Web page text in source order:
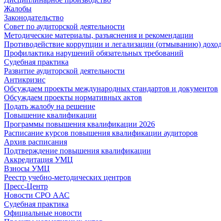
Жалобы
Законодательство
Совет по аудиторской деятельности
Методические материалы, разъяснения и рекомендации
Противодействие коррупции и легализации (отмыванию)
Профилактика нарушений обязательных требований
Судебная практика
Развитие аудиторской деятельности
Антикризис
Обсуждаем проекты международных стандартов и документов
Обсуждаем проекты нормативных актов
Подать жалобу на решение
Повышение квалификации
Программы повышения квалификации 2026
Расписание курсов повышения квалификации аудиторов
Архив расписания
Подтверждение повышения квалификации
Аккредитация УМЦ
Взносы УМЦ
Реестр учебно-методических центров
Пресс-Центр
Новости СРО ААС
Судебная практика
Официальные новости